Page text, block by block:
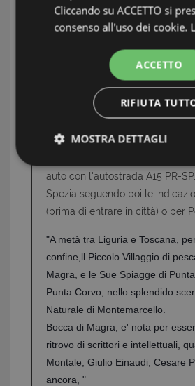
separata dal borgo medievale di
da uno stretto braccio di mare
splendide passeggiate e bagni
acque. Portovenere , l'isola
fanno parte dal 1997 del
dell'Umanità dell'UNESCO.
SI RAGGIUNGE in treno con
auto con l'autostrada A15 PR-
Spezia seguendo poi le
(prima di entrare in città) o per
"A metà tra Liguria e Toscana,
confine,ll Piccolo Villaggio di
Magra, e le Sue Spiagge di
Punta Corvo, nello splendido
Naturale di Montemarcello.
Bocca di Magra, e' nota per
ritrovo di scrittori e intellettuali,
Montale, Giulio Einaudi, Cesare
ancora, "
Cliccando su ACCETTO si
consenso all'uso dei cookie.
ACCETTO
RIFIUTA
MOSTRA DETTAGLI
Strettamente necessari
Strettamente necessari e
I cookie strettamente necessari
degli utenti e la gestione
non può essere utilizzato
Nome
Provider /
PHPSESSID